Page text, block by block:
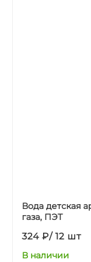
Вода детская
газа, ПЭТ
324 ₽/12 шт
В наличии